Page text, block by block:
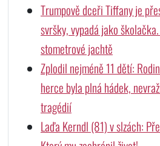
Trumpově dceři Tiffany je
svršky, vypadá jako
stometrové jachtě
Zplodil nejméně 11 dětí:
herce byla plná hádek,
tragédií
Laďa Kerndl (81) v slzách: